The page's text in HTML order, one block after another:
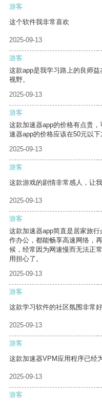
游客
这个软件我非常喜欢
2025-09-13
游客
这款app是我学习路上的良师
视野。
2025-09-13
游客
这款加速器app的价格有点贵
速器app的价格应该在50元以下
2025-09-13
游客
这款游戏的剧情非常感人，让
2025-09-13
游客
这款加速器app简直是居家旅
作办公，都能畅享高速网络，
候，经常因为网速慢而无法正
用担心了。
2025-09-13
游客
这款学习软件的社区氛围非常
2025-09-13
游客
这款加速器VPM应用程序已经
2025-09-13
游客